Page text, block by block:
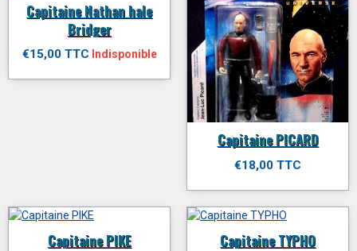
Capitaine Nathan hale
Bridger
€15,00 TTC Indisponible
Capitaine PICARD
€18,00 TTC
Capitaine PIKE Capitaine TYPHO